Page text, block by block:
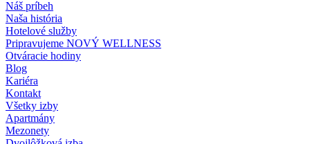
Náš príbeh
Naša história
Hotelové služby
Pripravujeme NOVÝ WELLNESS
Otváracie hodiny
Blog
Kariéra
Kontakt
Všetky izby
Apartmány
Mezonety